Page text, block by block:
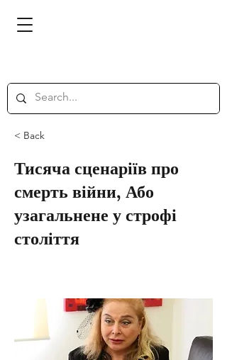
< Back
Тисяча сценаріїв про
смерть війни, Або
узагальнене у строфі
століття